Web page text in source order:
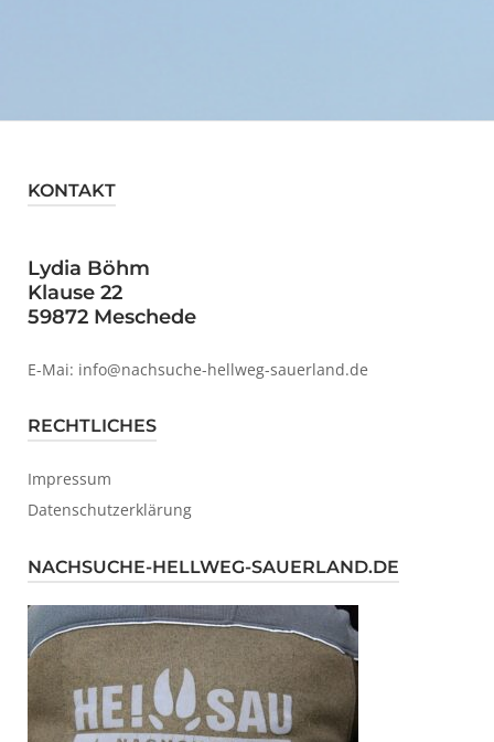
KONTAKT
Lydia Böhm
Klause 22
59872 Meschede
E-Mai: info@nachsuche-hellweg-sauerland.de
RECHTLICHES
Impressum
Datenschutzerklärung
NACHSUCHE-HELLWEG-SAUERLAND.DE